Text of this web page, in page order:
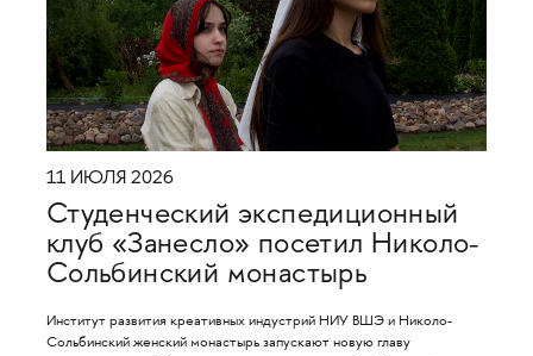
11 ИЮЛЯ 2026
Студенческий экспедиционный
клуб «Занесло» посетил Николо-
Сольбинский монастырь
Институт развития креативных индустрий НИУ ВШЭ и Николо-
Сольбинский женский монастырь запускают новую главу